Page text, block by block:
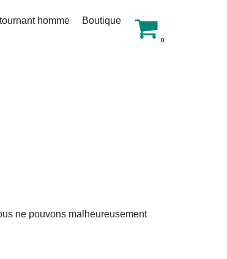
homme
Boutique
0
ne pouvons malheureusement